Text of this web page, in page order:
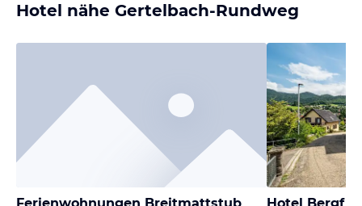
Hotel nähe Gertelbach-Rundweg